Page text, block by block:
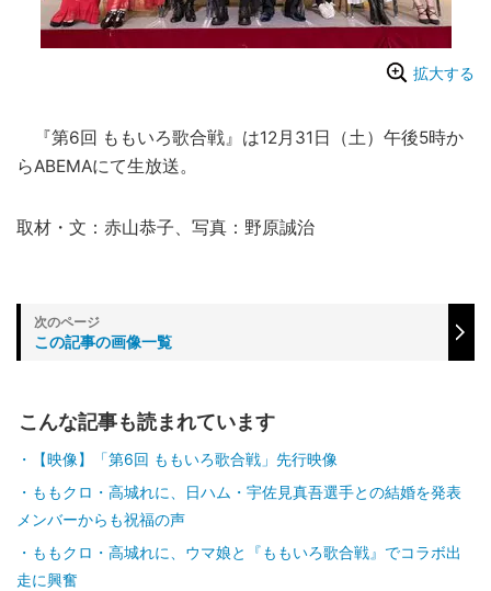
拡大する
『第6回 ももいろ歌合戦』は12月31日（土）午後5時か
らABEMAにて生放送。
取材・文：赤山恭子、写真：野原誠治
この記事の画像一覧
こんな記事も読まれています
【映像】「第6回 ももいろ歌合戦」先行映像
ももクロ・高城れに、日ハム・宇佐見真吾選手との結婚を発表
メンバーからも祝福の声
ももクロ・高城れに、ウマ娘と『ももいろ歌合戦』でコラボ出
走に興奮